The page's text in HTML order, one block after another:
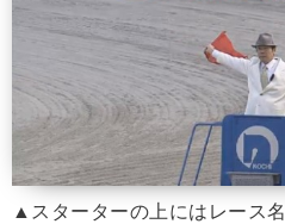
▲スターターの上にはレース名